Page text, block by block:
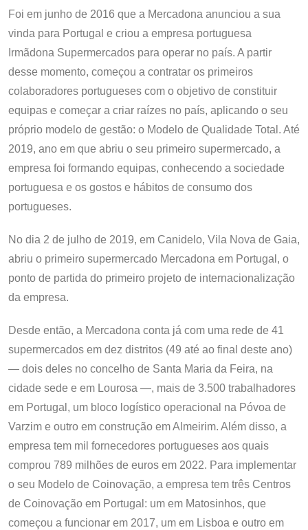
Foi em junho de 2016 que a Mercadona anunciou a sua
vinda para Portugal e criou a empresa portuguesa
Irmãdona Supermercados para operar no país. A partir
desse momento, começou a contratar os primeiros
colaboradores portugueses com o objetivo de constituir
equipas e começar a criar raízes no país, aplicando o seu
próprio modelo de gestão: o Modelo de Qualidade Total. Até
2019, ano em que abriu o seu primeiro supermercado, a
empresa foi formando equipas, conhecendo a sociedade
portuguesa e os gostos e hábitos de consumo dos
portugueses.
No dia 2 de julho de 2019, em Canidelo, Vila Nova de Gaia,
abriu o primeiro supermercado Mercadona em Portugal, o
ponto de partida do primeiro projeto de internacionalização
da empresa.
Desde então, a Mercadona conta já com uma rede de 41
supermercados em dez distritos (49 até ao final deste ano)
— dois deles no concelho de Santa Maria da Feira, na
cidade sede e em Lourosa —, mais de 3.500 trabalhadores
em Portugal, um bloco logístico operacional na Póvoa de
Varzim e outro em construção em Almeirim. Além disso, a
empresa tem mil fornecedores portugueses aos quais
comprou 789 milhões de euros em 2022. Para implementar
o seu Modelo de Coinovação, a empresa tem três Centros
de Coinovação em Portugal: um em Matosinhos, que
começou a funcionar em 2017, um em Lisboa e outro em